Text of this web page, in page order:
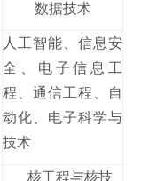
数据技术
人工智能、信息安
全、电子信息工
程、通信工程、自
动化、电子科学与
技术
核工程与核技